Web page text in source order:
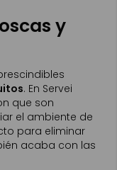
y
. En Servei
que son
el ambiente de
para eliminar
acaba con las